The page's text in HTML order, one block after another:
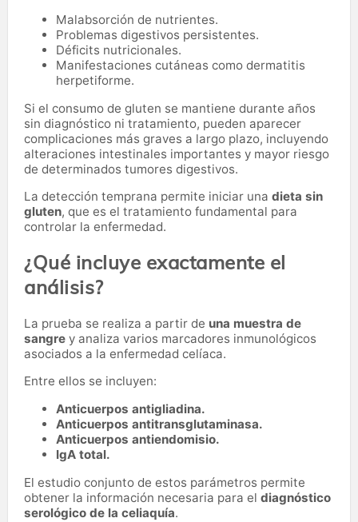
Malabsorción de nutrientes.
Problemas digestivos persistentes.
Déficits nutricionales.
Manifestaciones cutáneas como dermatitis
herpetiforme.
Si el consumo de gluten se mantiene durante años
sin diagnóstico ni tratamiento, pueden aparecer
complicaciones más graves a largo plazo, incluyendo
alteraciones intestinales importantes y mayor riesgo
de determinados tumores digestivos.
La detección temprana permite iniciar una dieta sin
gluten, que es el tratamiento fundamental para
controlar la enfermedad.
¿Qué incluye exactamente el
análisis?
La prueba se realiza a partir de una muestra de
sangre y analiza varios marcadores inmunológicos
asociados a la enfermedad celíaca.
Entre ellos se incluyen:
Anticuerpos antigliadina.
Anticuerpos antitransglutaminasa.
Anticuerpos antiendomisio.
IgA total.
El estudio conjunto de estos parámetros permite
obtener la información necesaria para el diagnóstico
serológico de la celiaquía.